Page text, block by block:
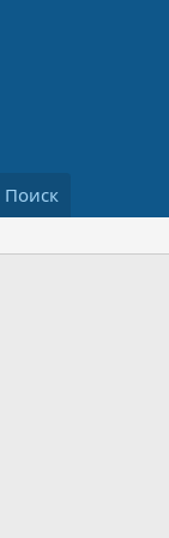
Поиск